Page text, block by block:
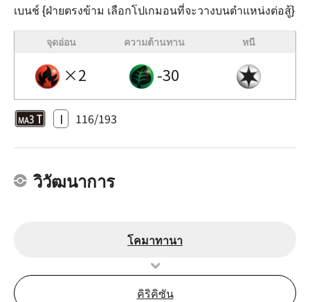
เบนช์ {ฝ่ายตรงข้าม เลือกโปเกมอนที่จะวางบนตำแหน่งต่อสู้}
จุดอ่อน ความต้านทาน หนี
×2 -30
I 116/193
วิวัฒนาการ
โคมาทานา
คิริคิซัน